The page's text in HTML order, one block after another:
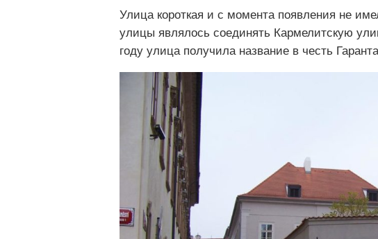
Улица короткая и с момента появления не
улицы являлось соединять Кармелитскую
году улица получила название в честь